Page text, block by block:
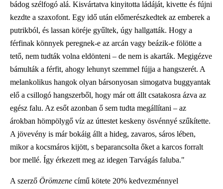
bádog szélfogó alá. Kisvártatva kinyitotta ládáját, kivette és fújni
kezdte a szaxofont. Egy idő után előmerészkedtek az emberek a
putrikból, és lassan köréje gyűltek, úgy hallgatták. Hogy a
férfinak könnyek peregnek-e az arcán vagy beázik-e fölötte a
tető, nem tudták volna eldönteni – de nem is akarták. Megigézve
bámulták a férfit, ahogy lehunyt szemmel fújja a hangszerét. A
melankolikus hangok olyan bársonyosan simogatva buggyantak
elő a csillogó hangszerből, hogy már ott állt csatakosra ázva az
egész falu. Az esőt azonban ő sem tudta megállítani – az
árokban hömpölygő víz az úttestet keskeny ösvénnyé szűkítette.
A jövevény is már bokáig állt a hideg, zavaros, sáros lében,
mikor a kocsmáros kijött, s beparancsolta őket a karcos forralt
bor mellé. Így érkezett meg az idegen Tarvágás faluba."
A szerző Örömzene című kötete 20% kedvezménnyel